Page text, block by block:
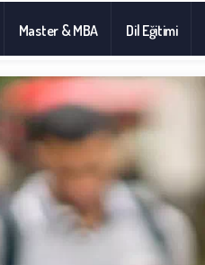
Master & MBA Dil Eğitimi